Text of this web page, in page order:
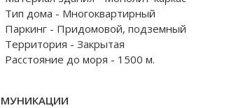
Тип дома - Многоквартирный
Паркинг - Придомовой, подземный
Территория - Закрытая
Расстояние до моря - 1500 м.